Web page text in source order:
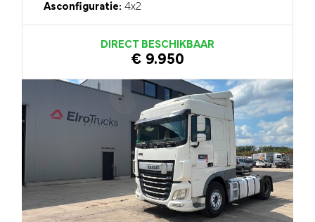
Asconfiguratie: 4x2
DIRECT BESCHIKBAAR
€ 9.950